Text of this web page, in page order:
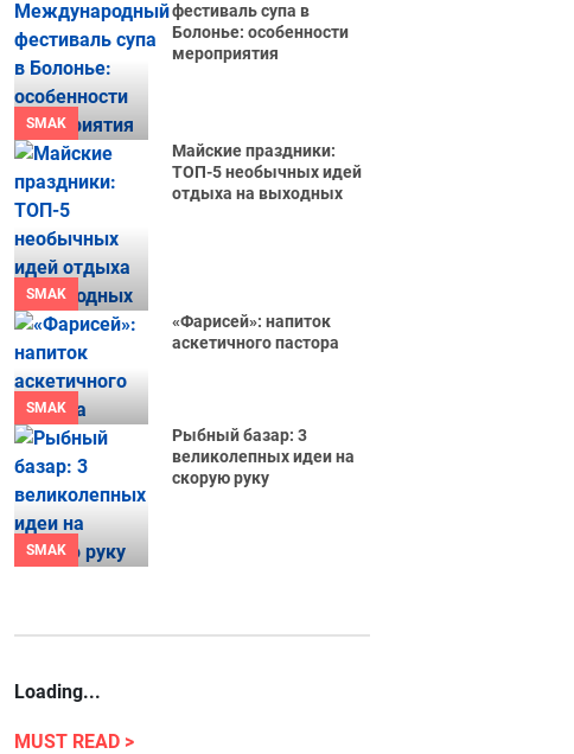
SMAK
фестиваль супа в
Болонье: особенности
мероприятия
SMAK
Майские праздники:
ТОП-5 необычных идей
отдыха на выходных
SMAK
«Фарисей»: напиток
аскетичного пастора
SMAK
Рыбный базар: 3
великолепных идеи на
скорую руку
Loading...
MUST READ